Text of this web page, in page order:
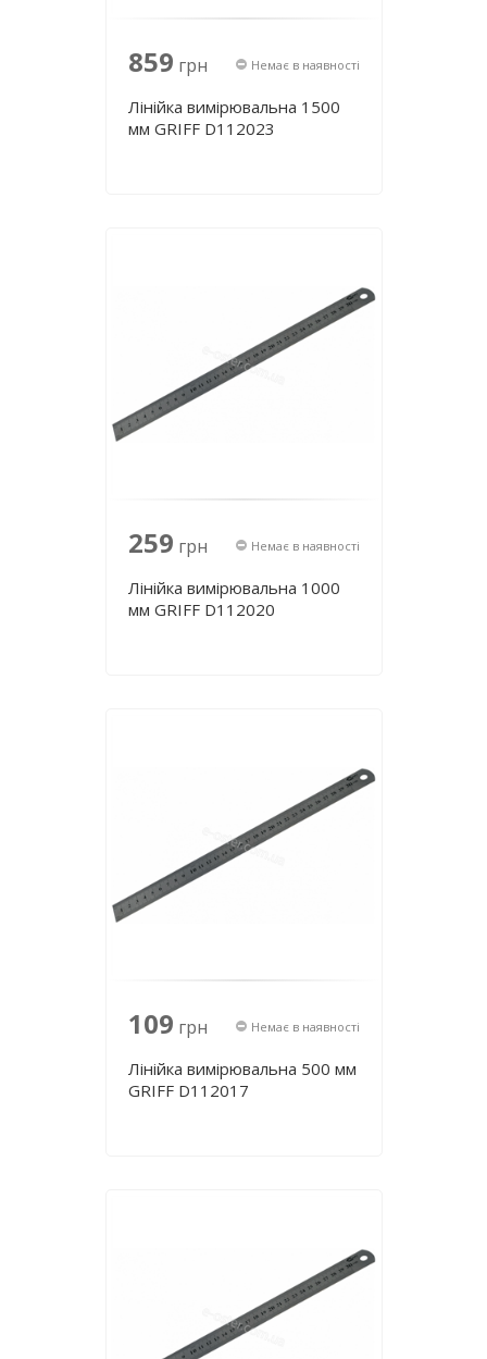
859 грн Немає в наявності
Лінійка вимірювальна 1500
мм GRIFF D112023
259 грн Немає в наявності
Лінійка вимірювальна 1000
мм GRIFF D112020
109 грн Немає в наявності
Лінійка вимірювальна 500 мм
GRIFF D112017